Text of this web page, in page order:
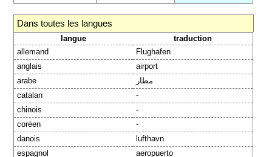
Dans toutes les langues
langue
traduction
allemand
Flughafen
anglais
airport
arabe
مطار
catalan
-
chinois
-
coréen
-
danois
lufthavn
espagnol
aeropuerto